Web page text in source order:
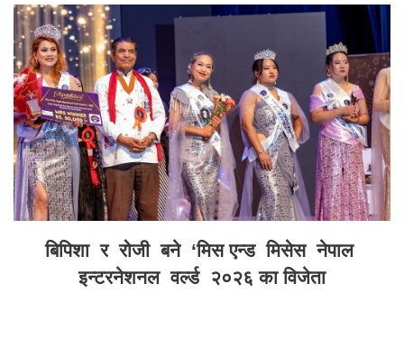
बिपिशा र रोजी बने ‘मिस एन्ड मिसेस नेपाल
इन्टरनेशनल वर्ल्ड २०२६ का विजेता